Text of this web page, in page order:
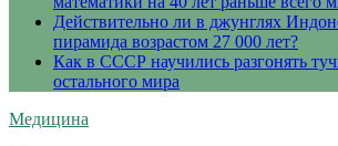
Действительно ли в джунглях
пирамида возрастом 27 000 лет?
Как в СССР научились разгонять
остального мира
Медицина